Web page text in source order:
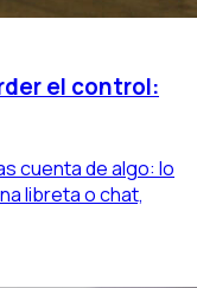
el control:
cuenta de algo: lo
libreta o chat,